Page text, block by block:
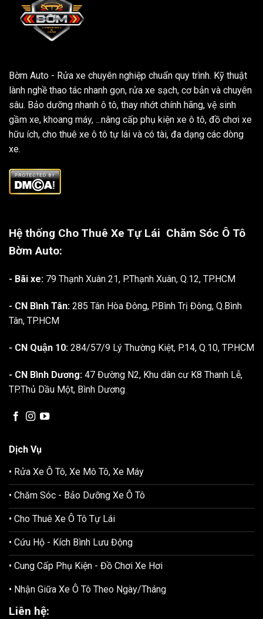
Bờm Auto - Rửa xe chuyên nghiệp chuẩn quy trình. Kỹ thuật
lành nghề thao tác nhanh gọn, rửa xe sạch, cơ bản và chuyên
sâu. Bảo dưỡng nhanh ô tô, thay nhớt chính hãng, vệ sinh
gầm xe, khoang máy, ...nâng cấp phụ kiện xe ô tô, đồ chơi xe
hữu ích, cho thuê xe ô tô tự lái và có tài, đa dạng các dòng
xe.
Hệ thống Cho Thuê Xe Tự Lái Chăm Sóc Ô Tô
Bờm Auto:
- Bãi xe: 79 Thạnh Xuân 21, P.Thạnh Xuân, Q.12, TP.HCM
- CN Bình Tân: 285 Tân Hòa Đông, P.Bình Trị Đông, Q.Bình
Tân, TP.HCM
- CN Quận 10: 284/57/9 Lý Thường Kiệt, P.14, Q.10, TP.HCM
- CN Bình Dương: 47 Đường N2, Khu dân cư K8 Thanh Lễ,
TP.Thủ Dầu Một, Bình Dương
Dịch Vụ
• Rửa Xe Ô Tô, Xe Mô Tô, Xe Máy
• Chăm Sóc - Bảo Dưỡng Xe Ô Tô
• Cho Thuê Xe Ô Tô Tự Lái
• Cứu Hộ - Kích Bình Lưu Động
• Cung Cấp Phụ Kiện - Đồ Chơi Xe Hơi
• Nhận Giữa Xe Ô Tô Theo Ngày/Tháng
Liên hệ: